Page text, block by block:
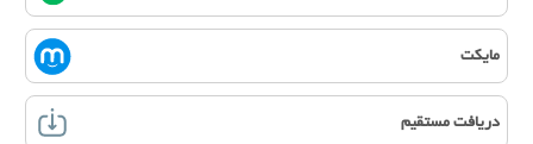
مایکت
دریافت مستقیم